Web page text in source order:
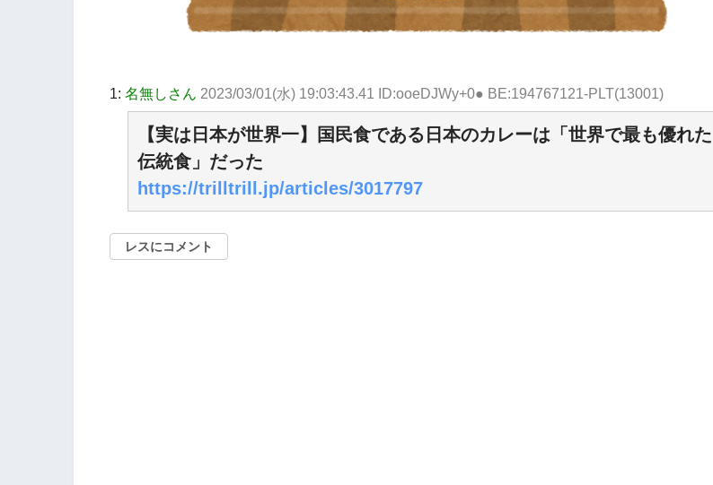
1: 名無しさん 2023/03/01(水) 19:03:43.41 ID:ooeDJWy+0● BE:194767121-PLT(13001)
【実は日本が世界一】国民食である日本のカレーは「世界で最も優れた
伝統食」だった
https://trilltrill.jp/articles/3017797
レスにコメント